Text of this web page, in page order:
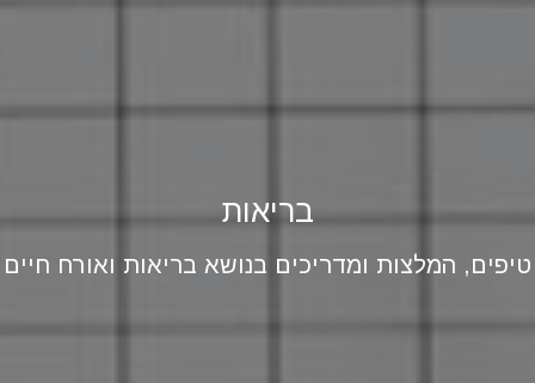
בריאות
טיפים, המלצות ומדריכים בנושא בריאות ואורח חיים